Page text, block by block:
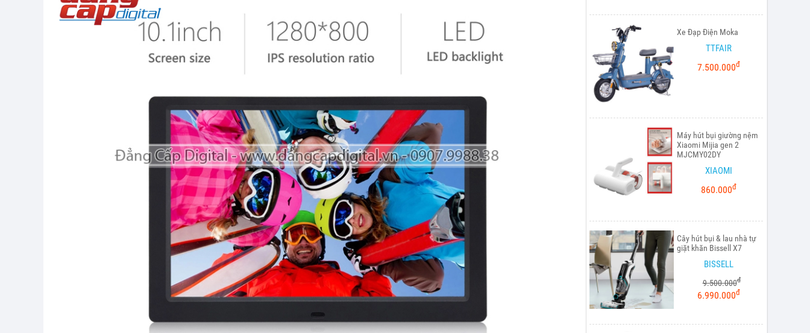
Xe Đạp Điện Moka
TTFAIR
7.500.000đ
Máy hút bụi giường nệm
Xiaomi Mijia gen 2
MJCMY02DY
XIAOMI
860.000đ
Cây hút bụi & lau nhà tự
giặt khăn Bissell X7
BISSELL
9.500.000đ
6.990.000đ